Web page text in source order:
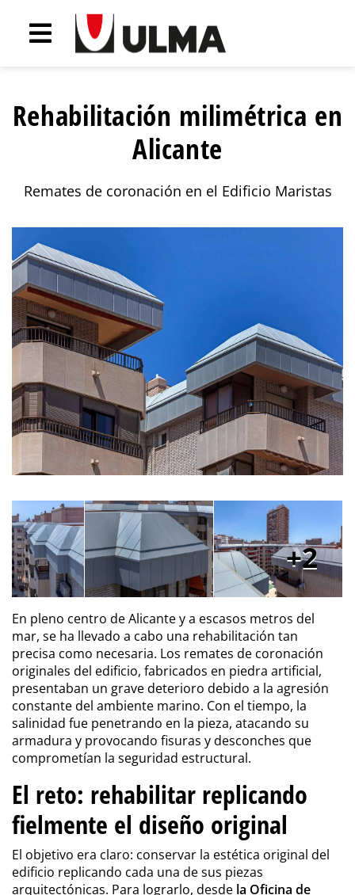
Rehabilitación milimétrica en
Alicante
Remates de coronación en el Edificio Maristas
2
En pleno centro de Alicante y a escasos metros del
mar, se ha llevado a cabo una rehabilitación tan
precisa como necesaria. Los remates de coronación
originales del edificio, fabricados en piedra artificial,
presentaban un grave deterioro debido a la agresión
constante del ambiente marino. Con el tiempo, la
salinidad fue penetrando en la pieza, atacando su
armadura y provocando fisuras y desconches que
comprometían la seguridad estructural.
El reto: rehabilitar replicando
fielmente el diseño original
El objetivo era claro: conservar la estética original del
edificio replicando cada una de sus piezas
arquitectónicas. Para lograrlo, desde la Oficina de